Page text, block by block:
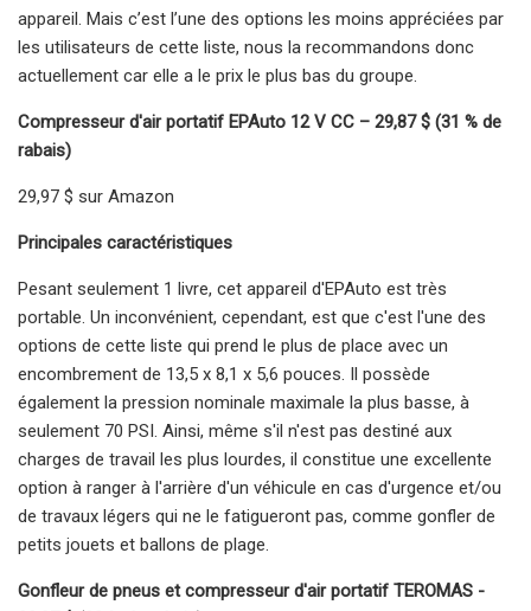
appareil. Mais c’est l’une des options les moins appréciées par
les utilisateurs de cette liste, nous la recommandons donc
actuellement car elle a le prix le plus bas du groupe.
Compresseur d'air portatif EPAuto 12 V CC – 29,87 $ (31 % de
rabais)
29,97 $ sur Amazon
Principales caractéristiques
Pesant seulement 1 livre, cet appareil d'EPAuto est très
portable. Un inconvénient, cependant, est que c'est l'une des
options de cette liste qui prend le plus de place avec un
encombrement de 13,5 x 8,1 x 5,6 pouces. Il possède
également la pression nominale maximale la plus basse, à
seulement 70 PSI. Ainsi, même s'il n'est pas destiné aux
charges de travail les plus lourdes, il constitue une excellente
option à ranger à l'arrière d'un véhicule en cas d'urgence et/ou
de travaux légers qui ne le fatigueront pas, comme gonfler de
petits jouets et ballons de plage.
Gonfleur de pneus et compresseur d'air portatif TEROMAS -